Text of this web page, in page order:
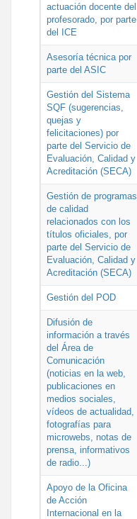
actuación docente del
profesorado, por parte
del ICE
Asesoría técnica por
parte del ASIC
Gestión del Sistema
SQF (sugerencias,
quejas y
felicitaciones) por
parte del Servicio de
Evaluación, Calidad y
Acreditación (SECA)
Gestión de programas
de calidad
relacionados con los
títulos oficiales, por
parte del Servicio de
Evaluación, Calidad y
Acreditación (SECA)
Gestión del POD
Difusión de
información a través
del Área de
Comunicación
(noticias en la web,
publicaciones en
medios sociales,
vídeos de actualidad,
fotografías para
microwebs, notas de
prensa, informativos
de radio...)
Apoyo de la Oficina
de Acción
Internacional en la